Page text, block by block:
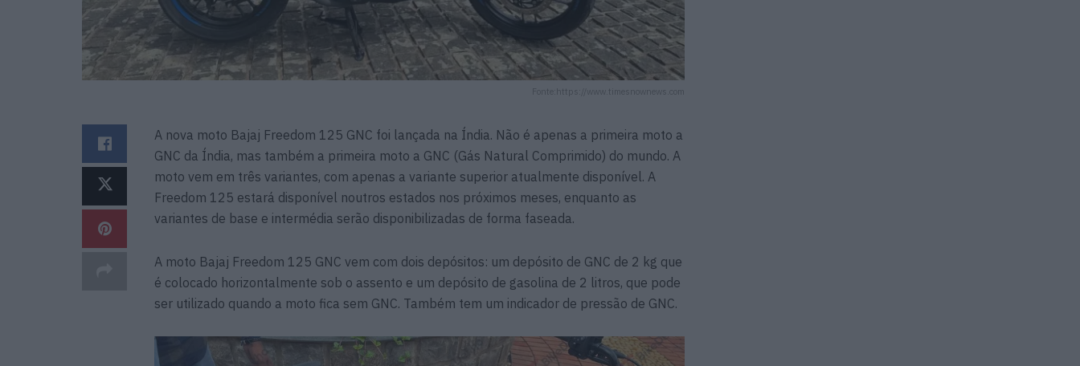
Fonte:https://www.timesnownews.com
A nova moto Bajaj Freedom 125 GNC foi lançada na Índia. Não é apenas a primeira moto a
GNC da Índia, mas também a primeira moto a GNC (Gás Natural Comprimido) do mundo. A
moto vem em três variantes, com apenas a variante superior atualmente disponível. A
Freedom 125 estará disponível noutros estados nos próximos meses, enquanto as
variantes de base e intermédia serão disponibilizadas de forma faseada.
A moto Bajaj Freedom 125 GNC vem com dois depósitos: um depósito de GNC de 2 kg que
é colocado horizontalmente sob o assento e um depósito de gasolina de 2 litros, que pode
ser utilizado quando a moto fica sem GNC. Também tem um indicador de pressão de GNC.